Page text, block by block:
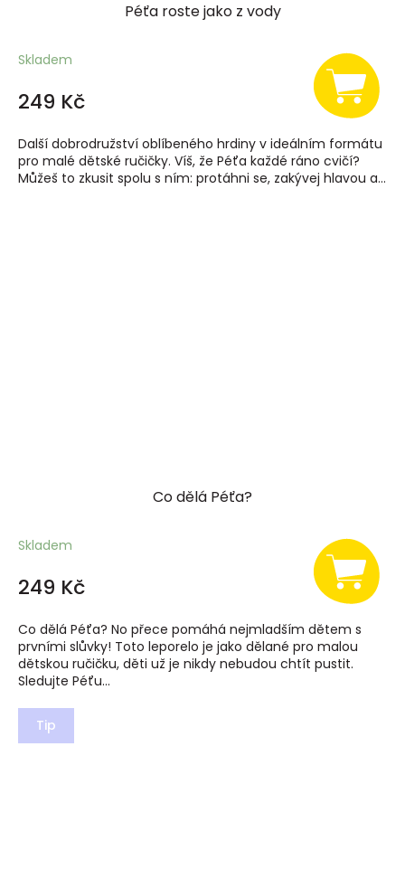
Péťa roste jako z vody
Skladem
249 Kč
Další dobrodružství oblíbeného hrdiny v ideálním formátu
pro malé dětské ručičky. Víš, že Péťa každé ráno cvičí?
Můžeš to zkusit spolu s ním: protáhni se, zakývej hlavou a...
Co dělá Péťa?
Skladem
249 Kč
Co dělá Péťa? No přece pomáhá nejmladším dětem s
prvními slůvky! Toto leporelo je jako dělané pro malou
dětskou ručičku, děti už je nikdy nebudou chtít pustit.
Sledujte Péťu...
Tip